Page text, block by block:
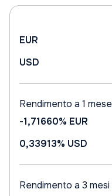
EUR
USD
Rendimento a 1 mese
-1,71660% EUR
0,33913% USD
Rendimento a 3 mesi